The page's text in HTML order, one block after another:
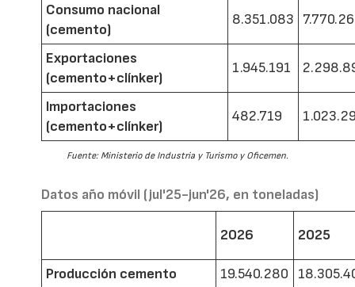
Consumo nacional
(cemento)
8.351.083
Exportaciones
(cemento+clínker)
1.945.191
Importaciones
(cemento+clínker)
482.719
Fuente: Ministerio de Industria y Turismo y Oficemen.
Datos año móvil (jul'25-jun'26, en toneladas)
2026 2025
Producción cemento 19.540.280